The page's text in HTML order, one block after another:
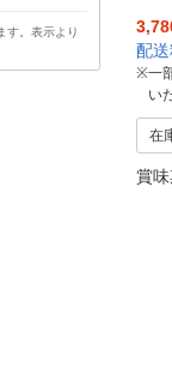
す。表示より
配
※一
い
在
賞